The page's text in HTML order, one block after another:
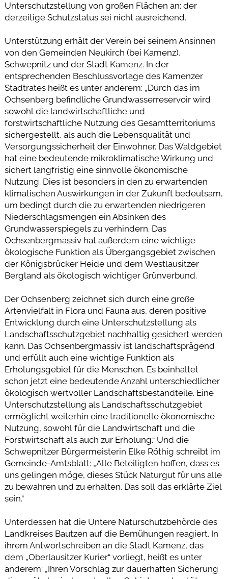
Unterschutzstellung von großen Flächen an; der
derzeitige Schutzstatus sei nicht ausreichend.
Unterstützung erhält der Verein bei seinem Ansinnen
von den Gemeinden Neukirch (bei Kamenz),
Schwepnitz und der Stadt Kamenz. In der
entsprechenden Beschlussvorlage des Kamenzer
Stadtrates heißt es unter anderem: „Durch das im
Ochsenberg befindliche Grundwasserreservoir wird
sowohl die landwirtschaftliche und
forstwirtschaftliche Nutzung des Gesamtterritoriums
sichergestellt, als auch die Lebensqualität und
Versorgungssicherheit der Einwohner. Das Waldgebiet
hat eine bedeutende mikroklimatische Wirkung und
sichert langfristig eine sinnvolle ökonomische
Nutzung. Dies ist besonders in den zu erwartenden
klimatischen Auswirkungen in der Zukunft bedeutsam,
um bedingt durch die zu erwartenden niedrigeren
Niederschlagsmengen ein Absinken des
Grundwasserspiegels zu verhindern. Das
Ochsenbergmassiv hat außerdem eine wichtige
ökologische Funktion als Übergangsgebiet zwischen
der Königsbrücker Heide und dem Westlausitzer
Bergland als ökologisch wichtiger Grünverbund.
Der Ochsenberg zeichnet sich durch eine große
Artenvielfalt in Flora und Fauna aus, deren positive
Entwicklung durch eine Unterschutzstellung als
Landschaftsschutzgebiet nachhaltig gesichert werden
kann. Das Ochsenbergmassiv ist landschaftsprägend
und erfüllt auch eine wichtige Funktion als
Erholungsgebiet für die Menschen. Es beinhaltet
schon jetzt eine bedeutende Anzahl unterschiedlicher
ökologisch wertvoller Landschaftsbestandteile. Eine
Unterschutzstellung als Landschaftsschutzgebiet
ermöglicht weiterhin eine traditionelle ökonomische
Nutzung, sowohl für die Landwirtschaft und die
Forstwirtschaft als auch zur Erholung.“ Und die
Schwepnitzer Bürgermeisterin Elke Röthig schreibt im
Gemeinde-Amtsblatt: „Alle Beteiligten hoffen, dass es
uns gelingen möge, dieses Stück Naturgut für uns alle
zu bewahren und zu erhalten. Das soll das erklärte Ziel
sein.“
Unterdessen hat die Untere Naturschutzbehörde des
Landkreises Bautzen auf die Bemühungen reagiert. In
ihrem Antwortschreiben an die Stadt Kamenz, das
dem „Oberlausitzer Kurier“ vorliegt, heißt es unter
anderem: „Ihren Vorschlag zur dauerhaften Sicherung